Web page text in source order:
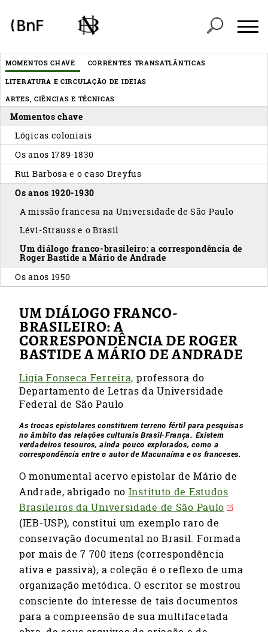
Menu
éditorial
MOMENTOS CHAVE CORRENTES TRANSATLÂNTICAS
LITERATURA E CIRCULAÇÃO DE IDEIAS
ARTES, CIÊNCIAS E TÉCNICAS
Momentos chave
Lógicas coloniais
Os anos 1789-1830
Rui Barbosa e o caso Dreyfus
Os anos 1920-1930
A missão francesa na Universidade de São Paulo
Lévi-Strauss e o Brasil
Um diálogo franco-brasileiro: a correspondência de
Roger Bastide a Mário de Andrade
Os anos 1950
UM DIÁLOGO FRANCO-
BRASILEIRO: A
CORRESPONDÊNCIA DE ROGER
BASTIDE A MÁRIO DE ANDRADE
Ligia Fonseca Ferreira, professora do
Departamento de Letras da Universidade
Federal de São Paulo
As trocas epistolares constituem terreno fértil para pesquisas
no âmbito das relações culturais Brasil-França. Existem
verdadeiros tesouros, ainda pouco explorados, como a
correspondência entre o autor de Macunaíma e os franceses.
O monumental acervo epistolar de Mário de
Andrade, abrigado no Instituto de Estudos
Brasileiros da Universidade de São Paulo
(IEB-USP), constitui um exemplo raro de
conservação documental no Brasil. Formada
por mais de 7 700 itens (correspondência
ativa e passiva), a coleção é o reflexo de uma
organização metódica. O escritor se mostrou
consciente do interesse de tais documentos
para a compreensão de sua multifacetada